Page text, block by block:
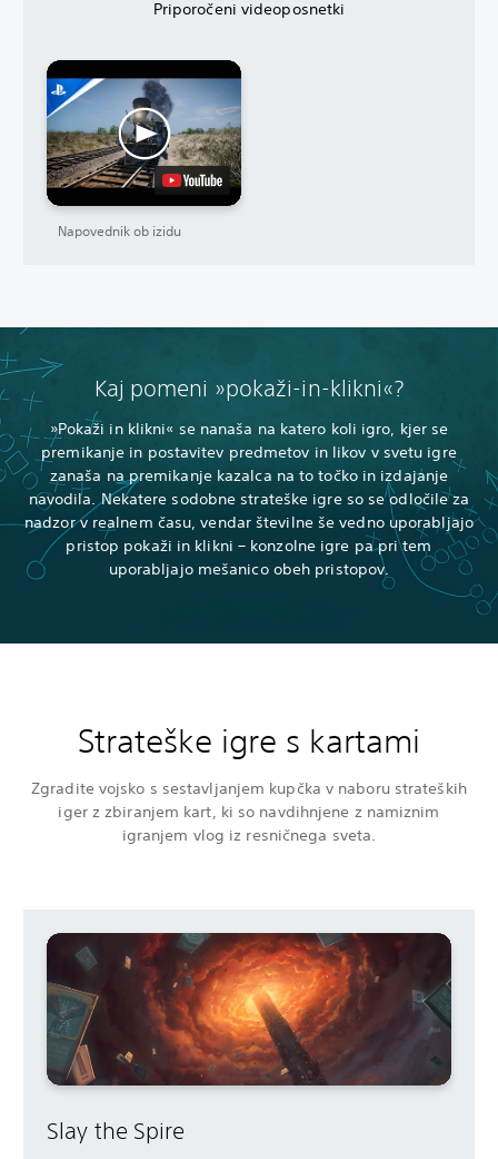
Priporočeni videoposnetki
Napovednik ob izidu
Kaj pomeni »pokaži-in-klikni«?
»Pokaži in klikni« se nanaša na katero koli igro, kjer se
premikanje in postavitev predmetov in likov v svetu igre
zanaša na premikanje kazalca na to točko in izdajanje
navodila. Nekatere sodobne strateške igre so se odločile za
nadzor v realnem času, vendar številne še vedno uporabljajo
pristop pokaži in klikni – konzolne igre pa pri tem
uporabljajo mešanico obeh pristopov.
Strateške igre s kartami
Zgradite vojsko s sestavljanjem kupčka v naboru strateških
iger z zbiranjem kart, ki so navdihnjene z namiznim
igranjem vlog iz resničnega sveta.
Slay the Spire